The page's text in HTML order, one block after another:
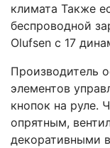
климата Также
беспроводной
Olufsen с 17
Производитель
элементов
кнопок на руле.
опрятным,
декоративными